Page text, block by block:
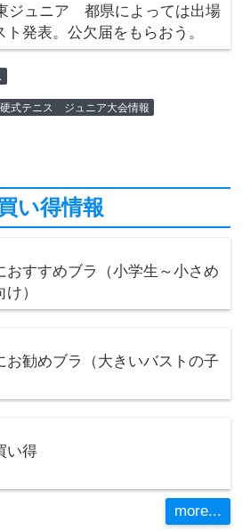
ジュニア 都県によっては出場
ト発表。公欠届をもらおう。
硬式テニス ジュニア大会情報
い得情報
おすすめブラ（小学生～小さめ
）
お勧めブラ（大きいバストの子
い得
more...